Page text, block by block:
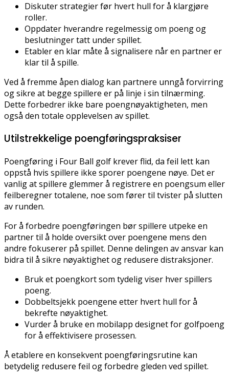
Diskuter strategier før hvert hull for å klargjøre
roller.
Oppdater hverandre regelmessig om poeng og
beslutninger tatt under spillet.
Etabler en klar måte å signalisere når en partner er
klar til å spille.
Ved å fremme åpen dialog kan partnere unngå forvirring
og sikre at begge spillere er på linje i sin tilnærming.
Dette forbedrer ikke bare poengnøyaktigheten, men
også den totale opplevelsen av spillet.
Utilstrekkelige poengføringspraksiser
Poengføring i Four Ball golf krever flid, da feil lett kan
oppstå hvis spillere ikke sporer poengene nøye. Det er
vanlig at spillere glemmer å registrere en poengsum eller
feilberegner totalene, noe som fører til tvister på slutten
av runden.
For å forbedre poengføringen bør spillere utpeke en
partner til å holde oversikt over poengene mens den
andre fokuserer på spillet. Denne delingen av ansvar kan
bidra til å sikre nøyaktighet og redusere distraksjoner.
Bruk et poengkort som tydelig viser hver spillers
poeng.
Dobbeltsjekk poengene etter hvert hull for å
bekrefte nøyaktighet.
Vurder å bruke en mobilapp designet for golfpoeng
for å effektivisere prosessen.
Å etablere en konsekvent poengføringsrutine kan
betydelig redusere feil og forbedre gleden ved spillet.